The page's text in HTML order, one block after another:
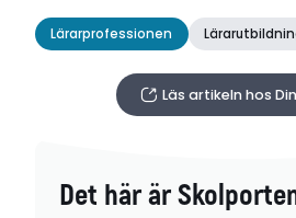
Lärarprofessionen
Läs artikeln hos
Det här är